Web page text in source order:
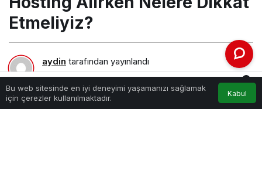
Etmeliyiz?
aydin tarafından yayınlandı
7 Aralık 2023, 08:56yayınlandı
147
Bu web sitesinde en iyi deneyimi yaşamanızı sağlamak
için çerezler kullanılmaktadır.
Kabul
Anasayfa Akış Bildirimler